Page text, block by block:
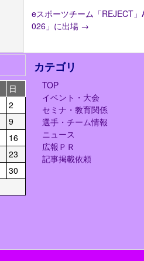
eスポーツチーム「REJECT
026」に出場 →
日
2
9
16
23
30
カテゴリ
TOP
イベント・大会
セミナ・教育関係
選手・チーム情報
ニュース
広報ＰＲ
記事掲載依頼